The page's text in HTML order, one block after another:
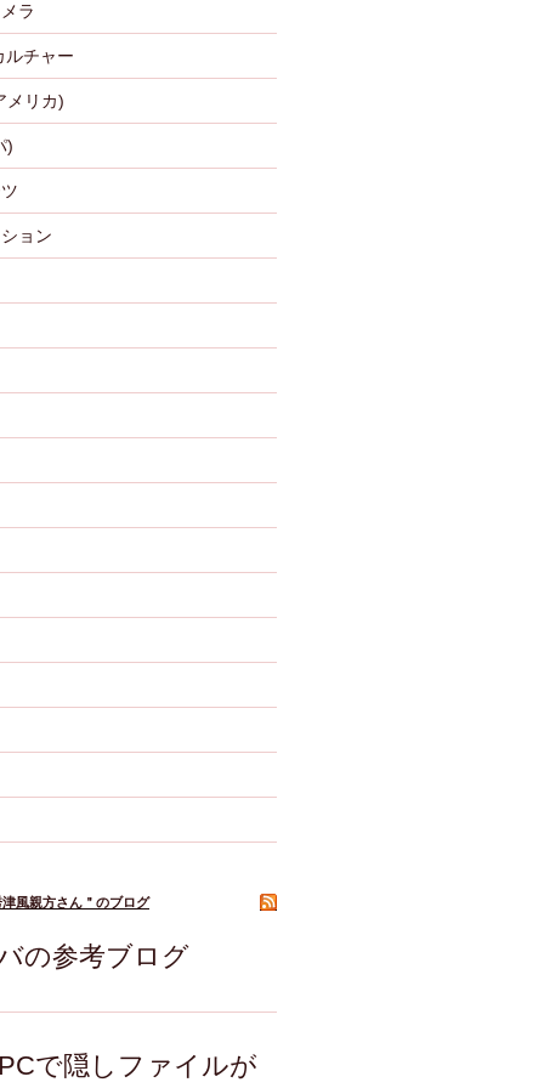
ラ
ルチャー
メリカ)
)
ョン
風親方さん＂のブログ
の参考ブログ
で隠しファイルが